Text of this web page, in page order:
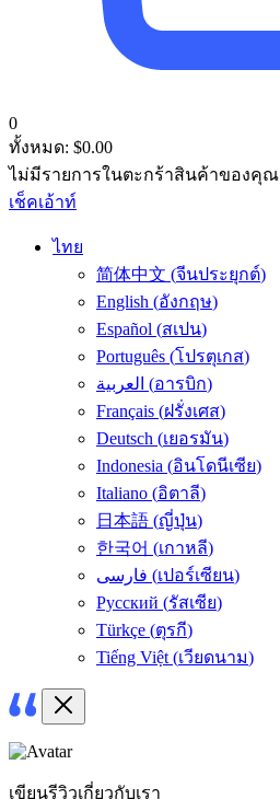
0
ทั้งหมด: $0.00
ไม่มีรายการในตะกร้าสินค้าของคุณ
เช็คเอ้าท์
ไทย
简体中文 (จีนประยุกต์)
English (อังกฤษ)
Español (สเปน)
Português (โปรตุเกส)
العربية (อารบิก)
Français (ฝรั่งเศส)
Deutsch (เยอรมัน)
Indonesia (อินโดนีเซีย)
Italiano (อิตาลี)
日本語 (ญี่ปุ่น)
한국어 (เกาหลี)
فارسی (เปอร์เซียน)
Русский (รัสเซีย)
Türkçe (ตุรกี)
Tiếng Việt (เวียดนาม)
เขียนรีวิวเกี่ยวกับเรา